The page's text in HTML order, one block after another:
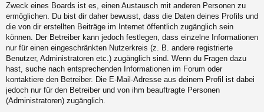
Zweck eines Boards ist es, einen Austausch mit anderen Personen zu
ermöglichen. Du bist dir daher bewusst, dass die Daten deines Profils und
die von dir erstellten Beiträge im Internet öffentlich zugänglich sein
können. Der Betreiber kann jedoch festlegen, dass einzelne Informationen
nur für einen eingeschränkten Nutzerkreis (z. B. andere registrierte
Benutzer, Administratoren etc.) zugänglich sind. Wenn du Fragen dazu
hast, suche nach entsprechenden Informationen im Forum oder
kontaktiere den Betreiber. Die E-Mail-Adresse aus deinem Profil ist dabei
jedoch nur für den Betreiber und von ihm beauftragte Personen
(Administratoren) zugänglich.